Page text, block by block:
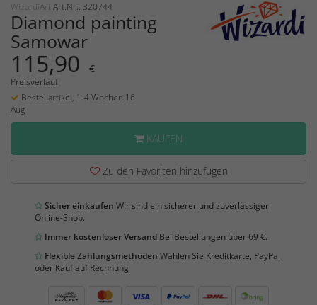
WizardiArt Art.Nr.: 320744
Diamond painting
Samowar
115,90 €
Preisverlauf
Bestellartikel, 1-4 Wochen 16
Aug
KAUFEN
Zu den Favoriten hinzufügen
Sicher einkaufen Wir sind ein sicherer und zuverlässiger
Online-Shop.
Immer kostenloser Versand Bei Bestellungen über 69 €.
Flexible Zahlungsmethoden Wählen Sie Kreditkarte, PayPal
oder Kauf auf Rechnung